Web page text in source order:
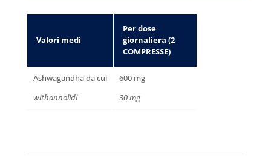
Valori medi
Per dose
giornaliera (2
COMPRESSE)
Ashwagandha da cui
withannolidi
600 mg
30 mg